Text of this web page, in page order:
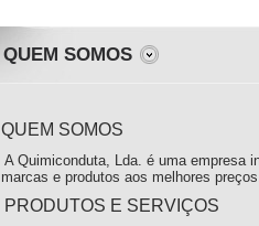
QUEM SOMOS
QUEM SOMOS
A Quimiconduta, Lda. é uma empresa
marcas e produtos aos melhores preços.
PRODUTOS E SERVIÇOS